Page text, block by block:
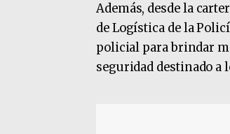
Además, desde la
de Logística de la
policial para brindar
seguridad destinado a